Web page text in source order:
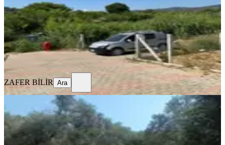
380 m²
1.921/m²·
730.000 ₺745.000 ₺
ZAFER BİLİR
ZAFER BİLİR Ara
YOLA YAKIN
Torbalı Dirmil Köye 3 Dk Mesafede
Zeytinlik
Torbalı, Dirmil Mahallesi